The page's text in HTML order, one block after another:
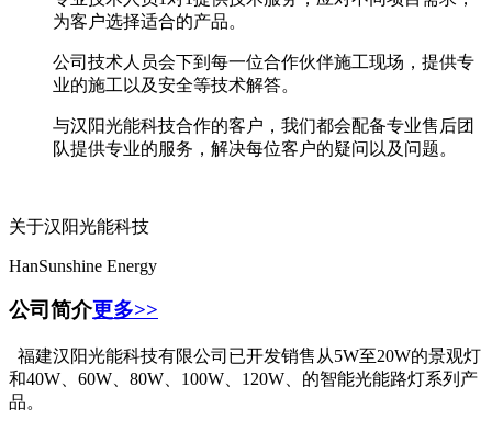
为客户选择适合的产品。
公司技术人员会下到每一位合作伙伴施工现场，提供专
业的施工以及安全等技术解答。
与汉阳光能科技合作的客户，我们都会配备专业售后团
队提供专业的服务，解决每位客户的疑问以及问题。
关于汉阳光能科技
HanSunshine Energy
公司简介更多>>
福建汉阳光能科技有限公司已开发销售从5W至20W的景观灯
和40W、60W、80W、100W、120W、的智能光能路灯系列产
品。